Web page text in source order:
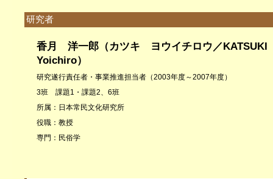
研究者
香月 洋一郎（カツキ ヨウイチロウ／KATSUKI
Yoichiro）
研究遂行責任者・事業推進担当者（2003年度～2007年度）
3班 課題1・課題2、6班
所属：日本常民文化研究所
役職：教授
専門：民俗学